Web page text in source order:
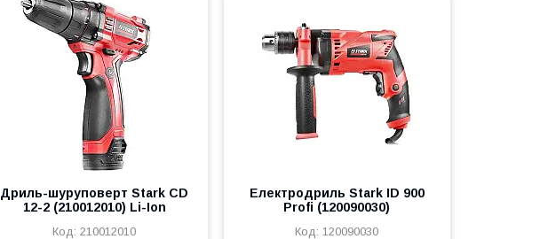
Дриль-шуруповерт Stark CD
12-2 (210012010) Li-Ion
210012010
Електродриль Stark ID 900
Profi (120090030)
120090030